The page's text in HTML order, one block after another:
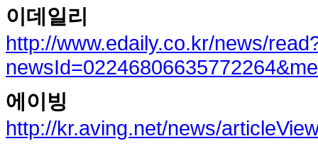
이데일리
http://www.edaily.co.kr/news/
에이빙
http://kr.aving.net/news/